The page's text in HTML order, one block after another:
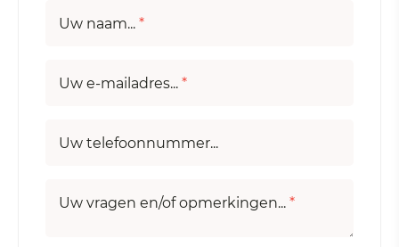
Uw naam... *
Uw e-mailadres... *
Uw telefoonnummer...
Uw vragen en/of opmerkingen... *